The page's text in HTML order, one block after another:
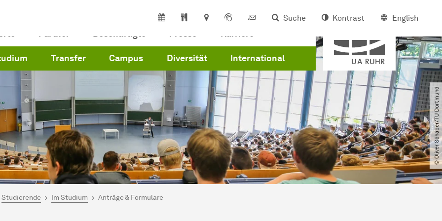
Suche Kontrast English
Partner Beschäftigte Presse Karriere
Transfer Campus Diversität International
© Oliver Schaper​/​TU Dortmund
hier:
Studierende Im Studium Anträge & Formulare